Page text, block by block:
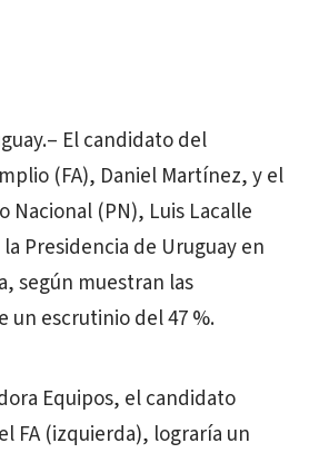
– El candidato del
(FA), Daniel Martínez, y el
Nacional (PN), Luis Lacalle
Presidencia de Uruguay en
según muestran las
un escrutinio del 47 %.
Equipos, el candidato
FA (izquierda), lograría un